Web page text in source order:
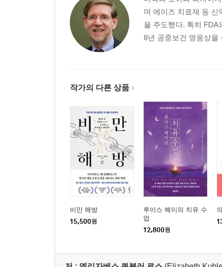
6. 몸이 요구하는 대로 다 들어주라
이제 됐다. 그만 하면 됐다. 이제 당신에겐 오로
상태에 빠져 있는지 눈여겨볼 일이다. 몸의 속도
수시로 그와 관련된 기념일이 돌아올 때마다, 그
하든지 그 안에는 늘상 슬픔이 웅크린 채 숨어 있
8. 상실의 밑바닥까지 발을 디뎌보라
슬픔은 밖으로 표현되어야 한다. 고통과 슬픔
한심하게 지내고 있으며, 얼마나 독하게 잘 참아
9. 신의 이해를 구하지 마라
집에 조금만 더 일찍 도착했더라면? 아이들이 그
받았더라면? 그러나 다시 한 번 묻자. ‘푸른 잎이
10. '상실'은 가장 큰 인생 수업
며 에이즈 치료제 등 신
을 주도했다. 특히 FDA
8년 공중보건 영웅상을
작가의 다른 상품
비만 해방
15,500원
루이스 헤이의 치유 수
업
12,800원